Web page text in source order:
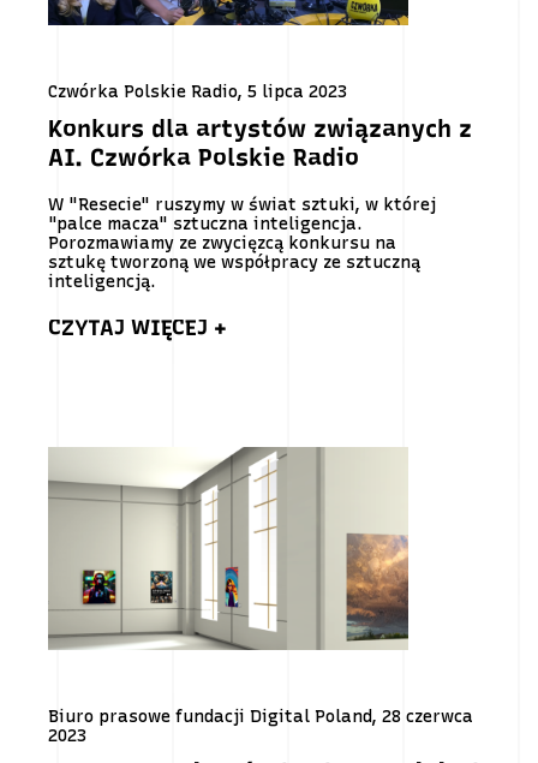
Czwórka Polskie Radio, 5 lipca 2023
Konkurs dla artystów związanych z
AI. Czwórka Polskie Radio
W "Resecie" ruszymy w świat sztuki, w której
"palce macza" sztuczna inteligencja.
Porozmawiamy ze zwycięzcą konkursu na
sztukę tworzoną we współpracy ze sztuczną
inteligencją.
CZYTAJ WIĘCEJ +
Biuro prasowe fundacji Digital Poland, 28 czerwca
2023